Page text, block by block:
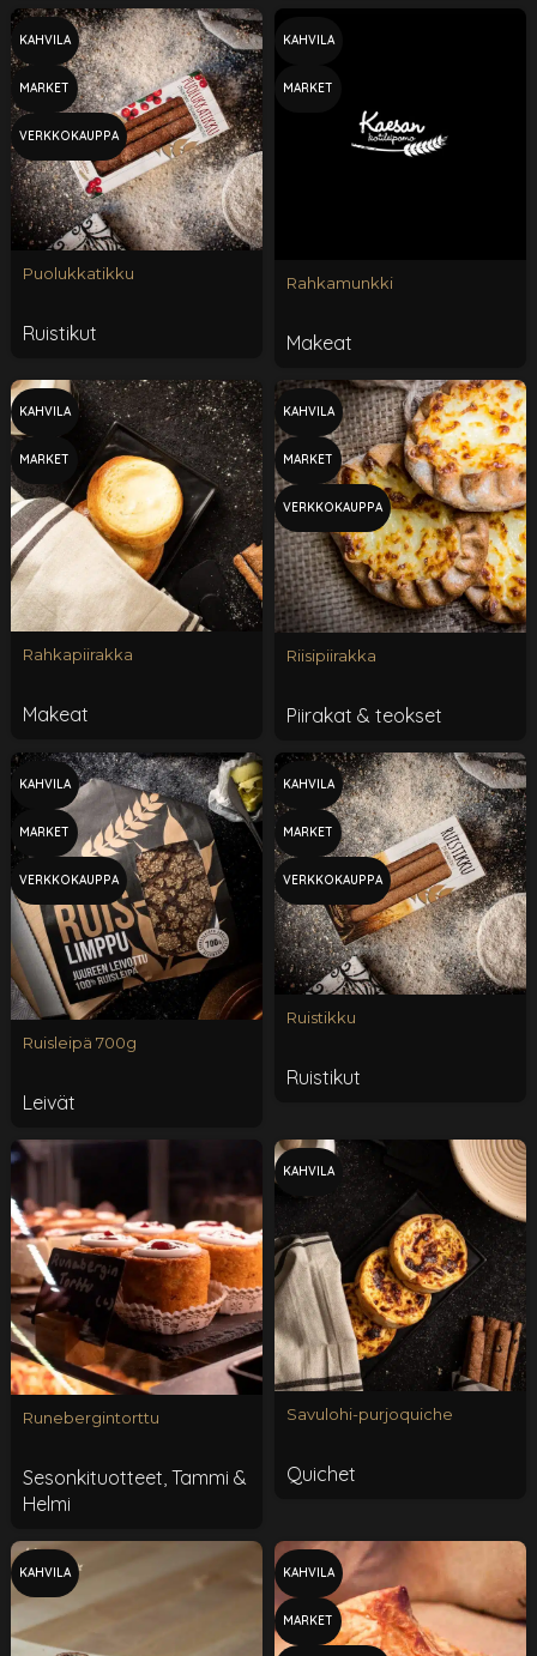
KAHVILA
MARKET
VERKKOKAUPPA
Puolukkatikku
Ruistikut
KAHVILA
MARKET
Rahkamunkki
Makeat
KAHVILA
MARKET
Rahkapiirakka
Makeat
KAHVILA
MARKET
VERKKOKAUPPA
Riisipiirakka
Piirakat & teokset
KAHVILA
MARKET
VERKKOKAUPPA
Ruisleipä 700g
Leivät
KAHVILA
MARKET
VERKKOKAUPPA
Ruistikku
Ruistikut
Runebergintorttu
Sesonkituotteet Tammi &
Helmi
KAHVILA
Savulohi-purjoquiche
Quichet
KAHVILA KAHVILA
MARKET